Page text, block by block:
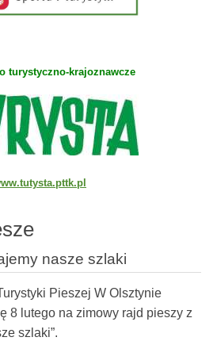
turystyczno-krajoznawcze
nasze szlaki
Pieszej W Olsztynie
8 lutego na zimowy rajd pieszy z
szlaki”.